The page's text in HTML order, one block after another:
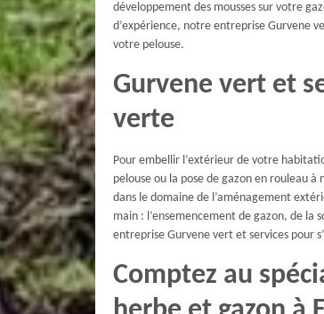
développement des mousses sur votre
d’expérience, notre entreprise Gurvene
votre pelouse.
Gurvene vert et
verte
Pour embellir l’extérieur de votre
pelouse ou la pose de gazon en rouleau
dans le domaine de l’aménagement
main : l’ensemencement de gazon, de la
entreprise Gurvene vert et services pour
Comptez au